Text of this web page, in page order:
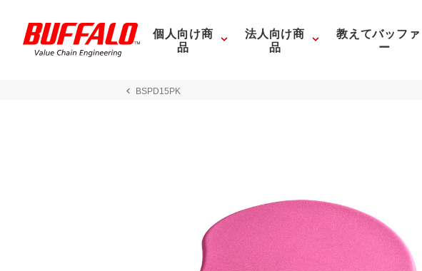
個人向け商
品
法人向け商
品
教えてバッファ
ー
BSPD15PK